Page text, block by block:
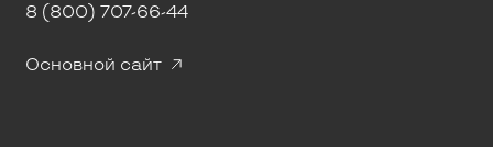
8 (800) 707-66-44
Основной сайт